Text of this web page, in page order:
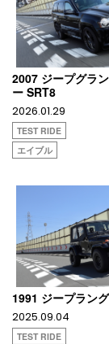
2007 ジープグラ
ー SRT8
2026.01.29
TEST RIDE
エイブル
1991 ジープラン
2025.09.04
TEST RIDE